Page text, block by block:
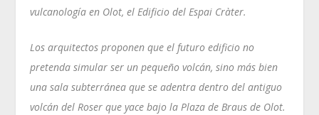
vulcanología en Olot, el Edificio del Espai Cràter.
Los arquitectos proponen que el futuro edificio no
pretenda simular ser un pequeño volcán, sino más bien
una sala subterránea que se adentra dentro del antiguo
volcán del Roser que yace bajo la Plaza de Braus de Olot.